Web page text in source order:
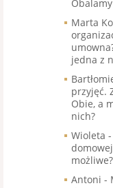
Marta
jedna z
przyjęć.
Obie, a
nich?
Wioleta -
możliwe?
Antoni -